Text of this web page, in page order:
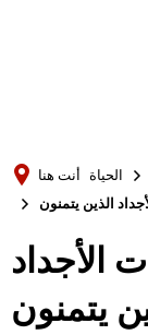
أنت هنا الحياة
الذين يتمنون
مشروع
الآباء
الأجداد
يتمنون